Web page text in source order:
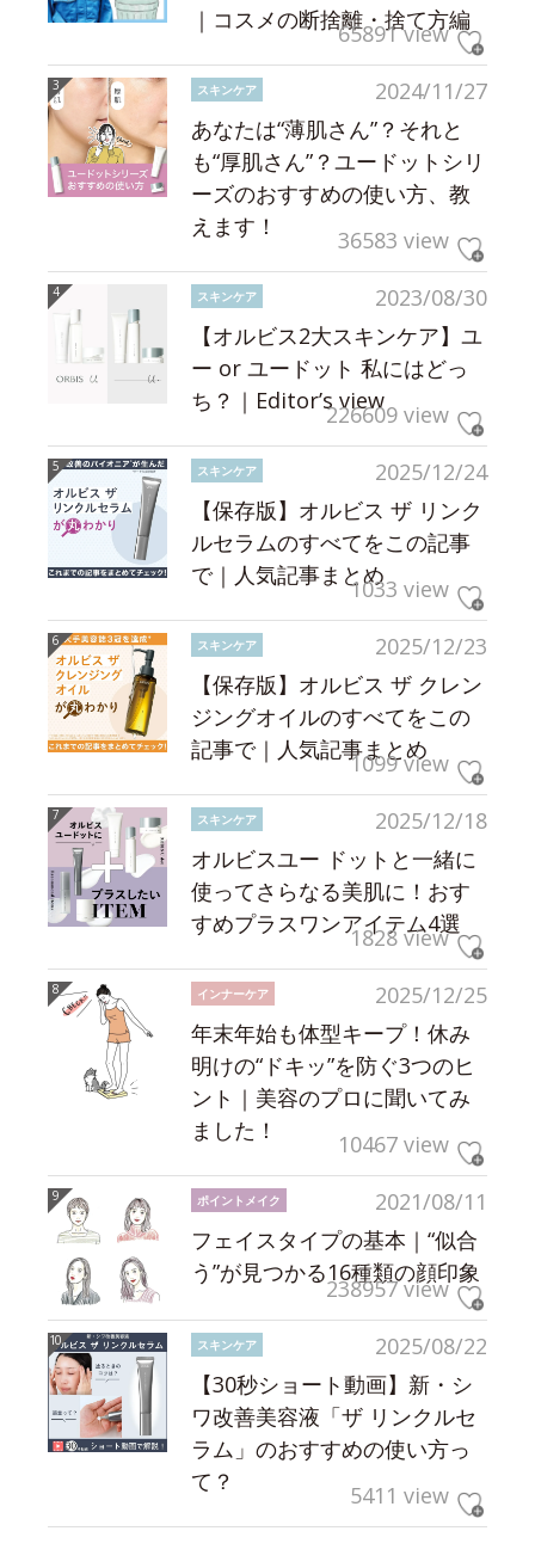
｜コスメの断捨離・捨て方編
65891 view
2024/11/27
スキンケア
あなたは“薄肌さん”？それと
も“厚肌さん”？ユードットシリ
ーズのおすすめの使い方、教
えます！
36583 view
2023/08/30
スキンケア
【オルビス2大スキンケア】ユ
ー or ユードット 私にはどっ
ち？｜Editor’s view226609 view
2025/12/24
スキンケア
【保存版】オルビス ザ リンク
ルセラムのすべてをこの記事
で｜人気記事まとめ1033 view
2025/12/23
スキンケア
【保存版】オルビス ザ クレン
ジングオイルのすべてをこの
記事で｜人気記事まとめ
1099 view
2025/12/18
スキンケア
オルビスユー ドットと一緒に
使ってさらなる美肌に！おす
すめプラスワンアイテム4選
1828 view
2025/12/25
インナーケア
年末年始も体型キープ！休み
明けの“ドキッ”を防ぐ3つのヒ
ント｜美容のプロに聞いてみ
ました！
10467 view
2021/08/11
ポイントメイク
フェイスタイプの基本｜“似合
う”が見つかる16種類の顔印象
238957 view
2025/08/22
スキンケア
【30秒ショート動画】新・シ
ワ改善美容液「ザ リンクルセ
ラム」のおすすめの使い方っ
て？
5411 view